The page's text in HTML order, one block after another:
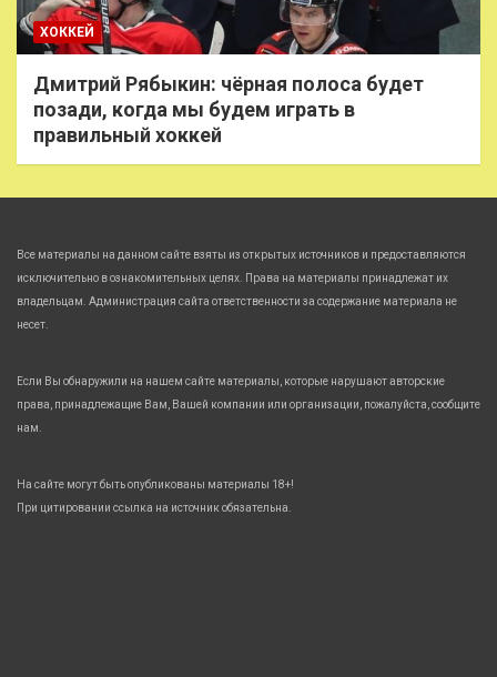
ХОККЕЙ
Дмитрий Рябыкин: чёрная полоса будет
позади, когда мы будем играть в
правильный хоккей
Все материалы на данном сайте взяты из открытых источников и предоставляются
исключительно в ознакомительных целях. Права на материалы принадлежат их
владельцам. Администрация сайта ответственности за содержание материала не
несет.
Если Вы обнаружили на нашем сайте материалы, которые нарушают авторские
права, принадлежащие Вам, Вашей компании или организации, пожалуйста, сообщите
нам.
На сайте могут быть опубликованы материалы 18+!
При цитировании ссылка на источник обязательна.